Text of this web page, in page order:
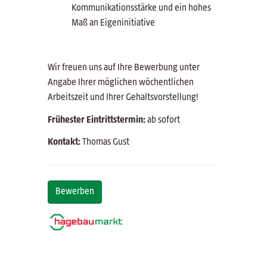
Kommunikationsstärke und ein hohes
Maß an Eigeninitiative
Wir freuen uns auf Ihre Bewerbung unter
Angabe Ihrer möglichen wöchentlichen
Arbeitszeit und Ihrer Gehaltsvorstellung!
Frühester Eintrittstermin:ab sofort
Kontakt:Thomas Gust
Bewerben